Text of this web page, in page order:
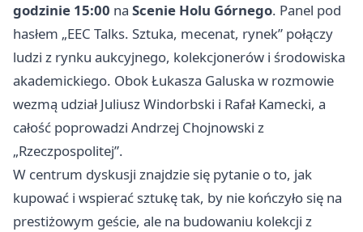
godzinie 15:00 na Scenie Holu Górnego. Panel pod
hasłem „EEC Talks. Sztuka, mecenat, rynek” połączy
ludzi z rynku aukcyjnego, kolekcjonerów i środowiska
akademickiego. Obok Łukasza Galuska w rozmowie
wezmą udział Juliusz Windorbski i Rafał Kamecki, a
całość poprowadzi Andrzej Chojnowski z
„Rzeczpospolitej”.
W centrum dyskusji znajdzie się pytanie o to, jak
kupować i wspierać sztukę tak, by nie kończyło się na
prestiżowym geście, ale na budowaniu kolekcji z